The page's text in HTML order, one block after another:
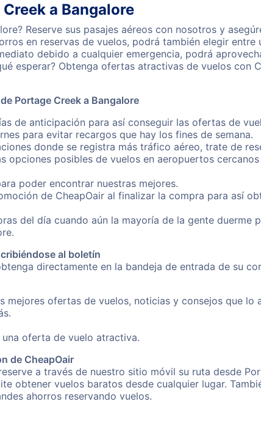
a Bangalore
Reserve sus pasajes aéreos con nosotros y
en reservas de vuelos, podrá también elegir
debido a cualquier emergencia, podrá
esperar? Obtenga ofertas atractivas de vuelos con
Portage Creek a Bangalore
de anticipación para así conseguir las ofertas de
para evitar recargos que hay los fines de semana.
donde se registra más tráfico aéreo, trate de
opciones posibles de vuelos en aeropuertos
poder encontrar nuestras mejores.
de CheapOair al finalizar la compra para así
del día cuando aún la mayoría de la gente duerme
al boletín
directamente en la bandeja de entrada de su
mejores ofertas de vuelos, noticias y consejos que
una oferta de vuelo atractiva.
de CheapOair
a través de nuestro sitio móvil su ruta desde
obtener vuelos baratos desde cualquier lugar.
ahorros reservando vuelos.